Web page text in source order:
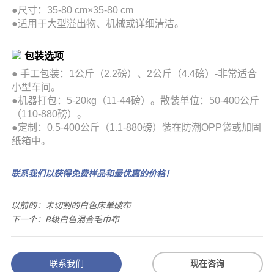
●尺寸：35-80 cm×35-80 cm
●适用于大型溢出物、机械或详细清洁。
包装选项
● 手工包装：1公斤（2.2磅）、2公斤（4.4磅）-非常适合
小型车间。
●机器打包：5-20kg（11-44磅）。散装单位：50-400公斤
（110-880磅）。
●定制：0.5-400公斤（1.1-880磅）装在防潮OPP袋或加固
纸箱中。
联系我们以获得免费样品和最优惠的价格！
以前的：未切割的白色床单破布
下一个： B级白色混合毛巾布
联系我们 现在咨询